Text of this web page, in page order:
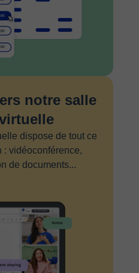
notre salle
dispose de tout ce
: vidéoconférence,
de documents...